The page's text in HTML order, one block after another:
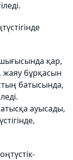
шығысында қар,
жаяу бұрқасын
батысында,
ауысады,
оңтүстік-